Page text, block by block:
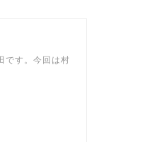
です。今回は村